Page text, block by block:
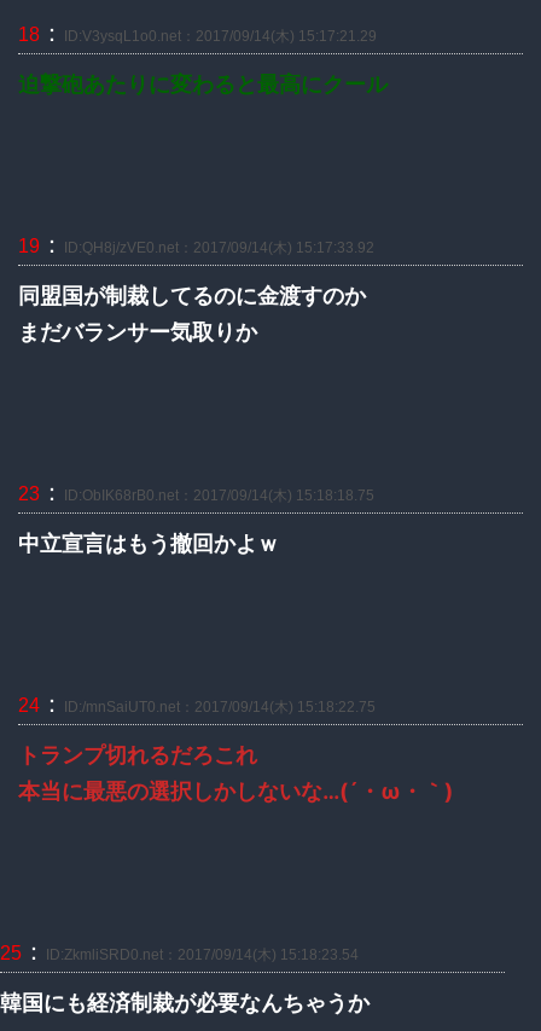
18 ： ID:V3ysqL1o0.net：2017/09/14(木) 15:17:21.29
迫撃砲あたりに変わると最高にクール
19 ： ID:QH8j/zVE0.net：2017/09/14(木) 15:17:33.92
同盟国が制裁してるのに金渡すのか
まだバランサー気取りか
23 ： ID:ObIK68rB0.net：2017/09/14(木) 15:18:18.75
中立宣言はもう撤回かよｗ
24 ： ID:/mnSaiUT0.net：2017/09/14(木) 15:18:22.75
トランプ切れるだろこれ
本当に最悪の選択しかしないな…(´・ω・｀)
25 ： ID:ZkmliSRD0.net：2017/09/14(木) 15:18:23.54
韓国にも経済制裁が必要なんちゃうか